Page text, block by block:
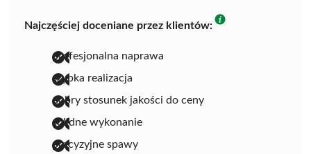
Najczęściej doceniane przez klientów:
profesjonalna naprawa
szybka realizacja
dobry stosunek jakości do ceny
solidne wykonanie
precyzyjne spawy